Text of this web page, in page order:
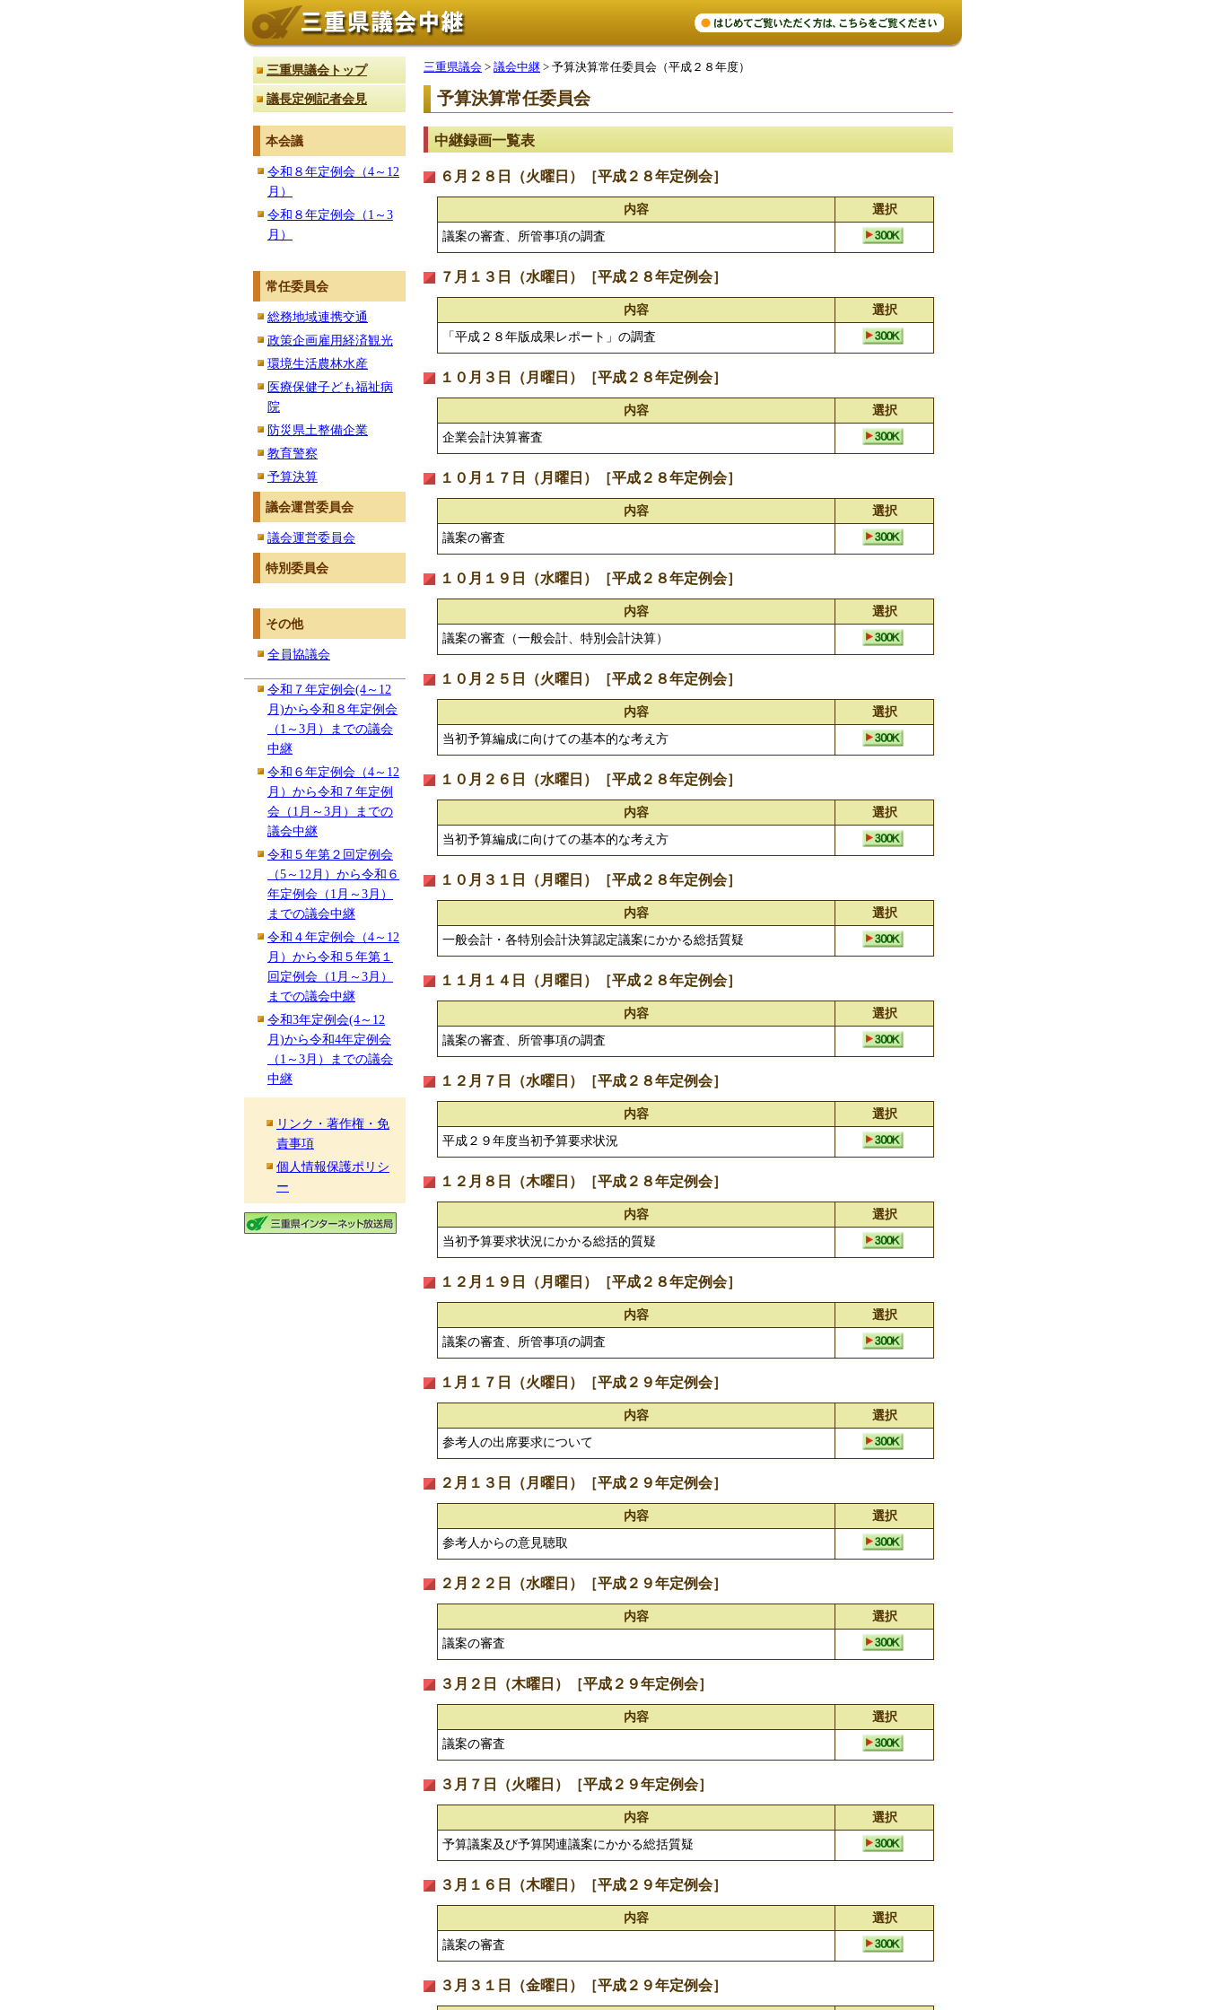
三重県議会 > 議会中継 > 予算決算常任委員会（平成２８年度）
予算決算常任委員会
中継録画一覧表
６月２８日（火曜日）［平成２８年定例会］
内容
選択
議案の審査、所管事項の調査
７月１３日（水曜日）［平成２８年定例会］
内容
選択
「平成２８年版成果レポート」の調査
１０月３日（月曜日）［平成２８年定例会］
内容
選択
企業会計決算審査
１０月１７日（月曜日）［平成２８年定例会］
内容
選択
議案の審査
１０月１９日（水曜日）［平成２８年定例会］
内容
選択
議案の審査（一般会計、特別会計決算）
１０月２５日（火曜日）［平成２８年定例会］
内容
選択
当初予算編成に向けての基本的な考え方
１０月２６日（水曜日）［平成２８年定例会］
内容
選択
当初予算編成に向けての基本的な考え方
１０月３１日（月曜日）［平成２８年定例会］
内容
選択
一般会計・各特別会計決算認定議案にかかる総括質疑
１１月１４日（月曜日）［平成２８年定例会］
内容
選択
議案の審査、所管事項の調査
１２月７日（水曜日）［平成２８年定例会］
内容
選択
平成２９年度当初予算要求状況
１２月８日（木曜日）［平成２８年定例会］
内容
選択
当初予算要求状況にかかる総括的質疑
１２月１９日（月曜日）［平成２８年定例会］
内容
選択
議案の審査、所管事項の調査
１月１７日（火曜日）［平成２９年定例会］
内容
選択
参考人の出席要求について
２月１３日（月曜日）［平成２９年定例会］
内容
選択
参考人からの意見聴取
２月２２日（水曜日）［平成２９年定例会］
内容
選択
議案の審査
３月２日（木曜日）［平成２９年定例会］
内容
選択
議案の審査
３月７日（火曜日）［平成２９年定例会］
内容
選択
予算議案及び予算関連議案にかかる総括質疑
３月１６日（木曜日）［平成２９年定例会］
内容
選択
議案の審査
３月３１日（金曜日）［平成２９年定例会］
三重県議会トップ
議長定例記者会見
本会議
令和８年定例会（4～12
月）
令和８年定例会（1～3
月）
常任委員会
総務地域連携交通
政策企画雇用経済観光
環境生活農林水産
医療保健子ども福祉病
院
防災県土整備企業
教育警察
予算決算
議会運営委員会
議会運営委員会
特別委員会
その他
全員協議会
令和７年定例会(4～12
月)から令和８年定例会
（1～3月）までの議会
中継
令和６年定例会（4～12
月）から令和７年定例
会（1月～3月）までの
議会中継
令和５年第２回定例会
（5～12月）から令和６
年定例会（1月～3月）
までの議会中継
令和４年定例会（4～12
月）から令和５年第１
回定例会（1月～3月）
までの議会中継
令和3年定例会(4～12
月)から令和4年定例会
（1～3月）までの議会
中継
リンク・著作権・免
責事項
個人情報保護ポリシ
ー